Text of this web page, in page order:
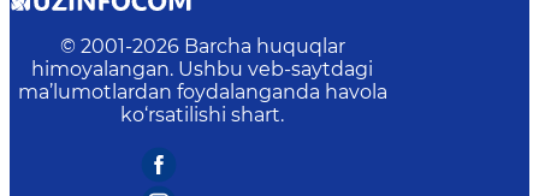
© 2001-2026 Barcha huquqlar
himoyalangan. Ushbu veb-saytdagi
ma’lumotlardan foydalanganda havola
ko‘rsatilishi shart.